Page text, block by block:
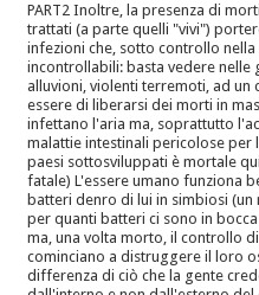
PART2 Inoltre, la presenza di
trattati (a parte quelli "vivi")
infezioni che, sotto controllo
incontrollabili: basta vedere
alluvioni, violenti terremoti, ad un
essere di liberarsi dei morti in
infettano l'aria ma, soprattutto
malattie intestinali pericolose per
paesi sottosviluppati è mortale
fatale) L'essere umano funziona
batteri denro di lui in simbiosi
per quanti batteri ci sono in
ma, una volta morto, il controllo
cominciano a distruggere il loro
differenza di ciò che la gente